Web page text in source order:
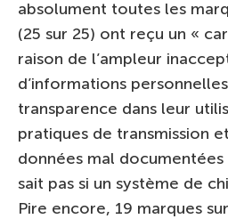
absolument toutes les
(25 sur 25) ont reçu un «
raison de l’ampleur
d’informations
transparence dans leur
pratiques de transmission
données mal
sait pas si un système de
Pire encore, 19 marques